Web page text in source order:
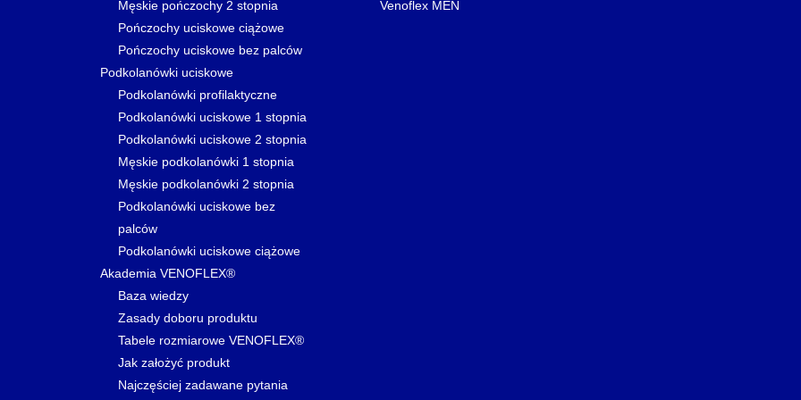
Męskie pończochy 2 stopnia
Pończochy uciskowe ciążowe
Pończochy uciskowe bez palców
Podkolanówki uciskowe
Podkolanówki profilaktyczne
Podkolanówki uciskowe 1 stopnia
Podkolanówki uciskowe 2 stopnia
Męskie podkolanówki 1 stopnia
Męskie podkolanówki 2 stopnia
Podkolanówki uciskowe bez
palców
Podkolanówki uciskowe ciążowe
Akademia VENOFLEX®
Baza wiedzy
Zasady doboru produktu
Tabele rozmiarowe VENOFLEX®
Jak założyć produkt
Najczęściej zadawane pytania
Venoflex MEN